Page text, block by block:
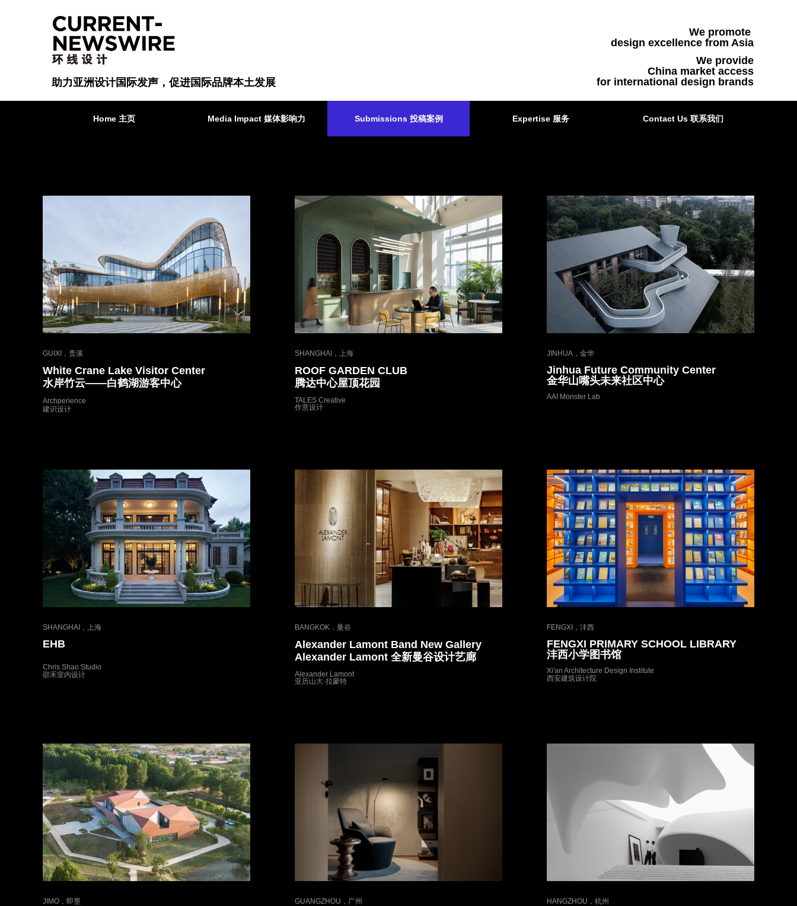
Home 主页 Media Impact 媒体影响力 Submissions 投稿案例 Expertise 服务 Contact Us 联系我们
助力亚洲设计国际发声，促进国际品牌本土发展
We promote
design excellence from Asia
We provide
China market access
for international design brands
JIMO，即墨 GUANGZHOU，广州 HANGZHOU，杭州
SHANGHAI，上海
EHB
Chris Shao Studio
邵禾室内设计
BANGKOK，曼谷
Alexander Lamont Band New Gallery
Alexander Lamont 全新曼谷设计艺廊
Alexander Lamont
亚历山大·拉蒙特
FENGXI，沣西
FENGXI PRIMARY SCHOOL LIBRARY
沣西小学图书馆
Xi'an Architecture Design Institute
西安建筑设计院
GUIXI，贵溪
White Crane Lake Visitor Center
水岸竹云——白鹤湖游客中心
Archperience
建识设计
SHANGHAI，上海
ROOF GARDEN CLUB
腾达中心屋顶花园
TALES Creative
作意设计
JINHUA，金华
Jinhua Future Community Center
金华山嘴头未来社区中心
AAI Monster Lab